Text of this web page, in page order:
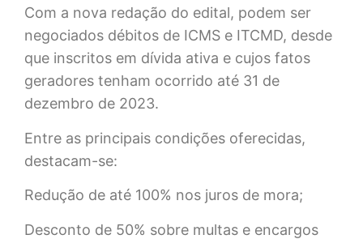
Com a nova redação do edital, podem ser
negociados débitos de ICMS e ITCMD, desde
que inscritos em dívida ativa e cujos fatos
geradores tenham ocorrido até 31 de
dezembro de 2023.
Entre as principais condições oferecidas,
destacam-se:
Redução de até 100% nos juros de mora;
Desconto de 50% sobre multas e encargos